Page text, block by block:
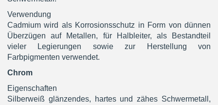
Verwendung
Cadmium wird als Korrosionsschutz in Form von dünnen
Überzügen auf Metallen, für Halbleiter, als Bestandteil
vieler Legierungen sowie zur Herstellung von
Farbpigmenten verwendet.
Chrom
Eigenschaften
Silberweiß glänzendes, hartes und zähes Schwermetall,